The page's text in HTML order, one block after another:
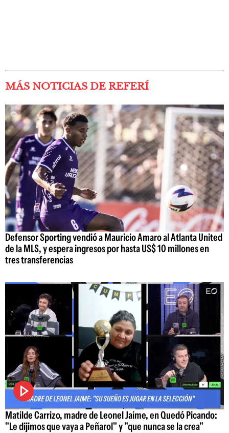
MÁS NOTICIAS DE REFERÍ
Defensor Sporting vendió a Mauricio Amaro al Atlanta United
de la MLS, y espera ingresos por hasta US$ 10 millones en
tres transferencias
Matilde Carrizo, madre de Leonel Jaime, en Quedó Picando:
"Le dijimos que vaya a Peñarol" y "que nunca se la crea"